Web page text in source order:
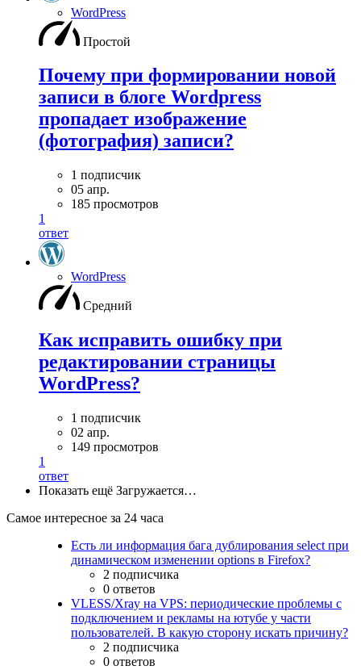
WordPress
Простой
Почему при формировании новой
записи в блоге Wordpress
пропадает изображение
(фотография) записи?
1 подписчик
05 апр.
185 просмотров
1
ответ
WordPress
Средний
Как исправить ошибку при
редактировании страницы
WordPress?
1 подписчик
02 апр.
149 просмотров
1
ответ
Показать ещё Загружается…
Самое интересное за 24 часа
Есть ли информация бага дублирования select при
динамическом изменении options в Firefox?
2 подписчика
0 ответов
VLESS/Xray на VPS: периодические проблемы с
подключением и рекламы на ютубе у части
пользователей. В какую сторону искать причину?
2 подписчика
0 ответов